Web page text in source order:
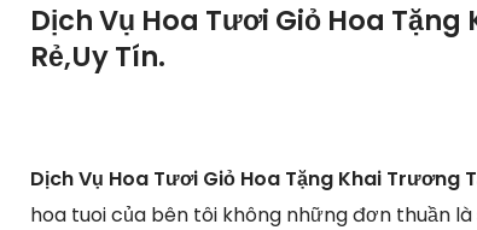
Dịch Vụ Hoa Tươi Giỏ Hoa
Rẻ,Uy Tín.
Dịch Vụ Hoa Tươi Giỏ Hoa Tặng Khai Trương
hoa tuoi của bên tôi không những đơn thuần